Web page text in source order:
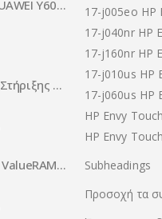
17-j005eo HP
17-j040nr HP
17-j160nr HP
17-j010us HP
17-j060us HP
HP Envy
HP Envy
Subheadings
Προσοχή τα
iS BOOK FANCY HUAWEI Y600 blue lime
Αδιάβροχη Βάση Στήριξης Τοίχου DH-PFB203W ( 80044 )
Memory Kingston ValueRAM DDR4 2400MHz 8GB KVR24N17S8/8